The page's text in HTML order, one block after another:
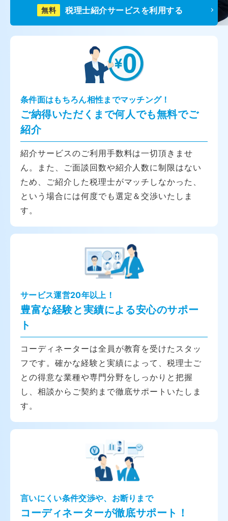
無料 税理士紹介サービスを利用する
条件面はもちろん相性までマッチング！
ご納得いただくまで何人でも無料でご
紹介
紹介サービスのご利用手数料は一切頂きませ
ん。また、ご面談回数や紹介人数に制限はない
ため、ご紹介した税理士がマッチしなかった、
という場合には何度でも選定＆交渉いたしま
す。
サービス運営20年以上！
豊富な経験と実績による安心のサポー
ト
コーディネーターは全員が教育を受けたスタッ
フです。確かな経験と実績によって、税理士ご
との得意な業種や専門分野をしっかりと把握
し、相談からご契約まで徹底サポートいたしま
す。
言いにくい条件交渉や、お断りまで
コーディネーターが徹底サポート！